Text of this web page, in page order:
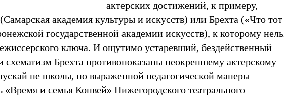
актерских достижений, к примеру,
академия культуры и искусств) или Брехта («Что тот
государственной академии искусств), к которому
ключа. И ощутимо устаревший, бездейственный
схематизм Брехта противопоказаны неокрепшему актерскому
не школы, но выраженной педагогической манеры
«Время и семья Конвей» Нижегородского театрального